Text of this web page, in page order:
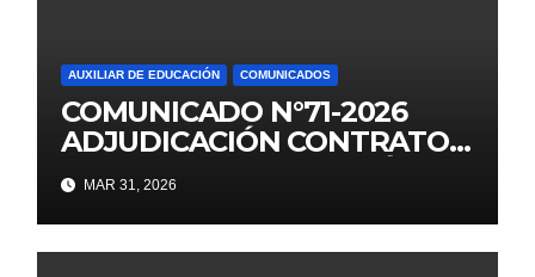
AUXILIAR DE EDUCACIÓN COMUNICADOS
COMUNICADO N°71-2026
ADJUDICACIÓN CONTRATO
AUXILIAR DE EDUCACIÓN RV
N° 158-2025-MINEDU
MAR 31, 2026